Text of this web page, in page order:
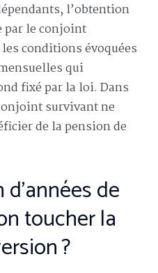
l’obtention
par le conjoint
conditions évoquées
qui
fixé par la loi. Dans
survivant ne
de la pension de
de
toucher la
?